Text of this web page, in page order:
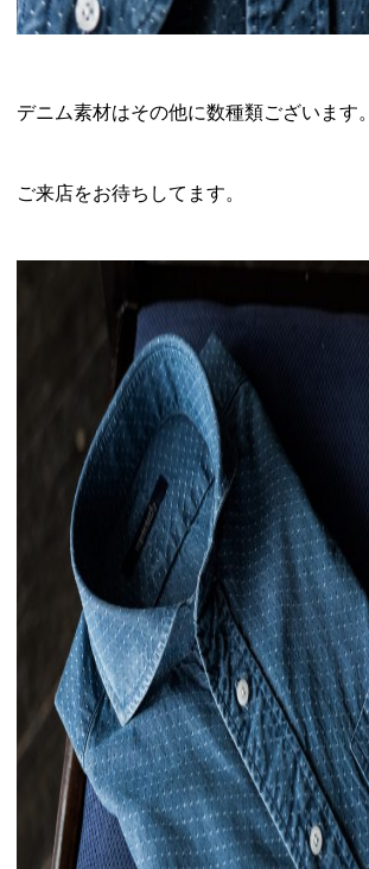
デニム素材はその他に数種類ございます。
ご来店をお待ちしてます。